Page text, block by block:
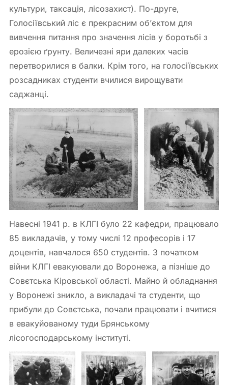
культури, таксація, лісозахист). По-друге,
Голосіївський ліс є прекрасним об’єктом для
вивчення питання про значення лісів у боротьбі з
ерозією ґрунту. Величезні яри далеких часів
перетворилися в балки. Крім того, на голосіївських
розсадниках студенти вчилися вирощувати
саджанці.
Навесні 1941 р. в КЛГІ було 22 кафедри, працювало
85 викладачів, у тому числі 12 професорів і 17
доцентів, навчалося 650 студентів. З початком
війни КЛГІ евакуювали до Воронежа, а пізніше до
Совєтська Кіровської області. Майно й обладнання
у Воронежі зникло, а викладачі та студенти, що
прибули до Совєтська, почали працювати і вчитися
в евакуйованому туди Брянському
лісогосподарському інституті.